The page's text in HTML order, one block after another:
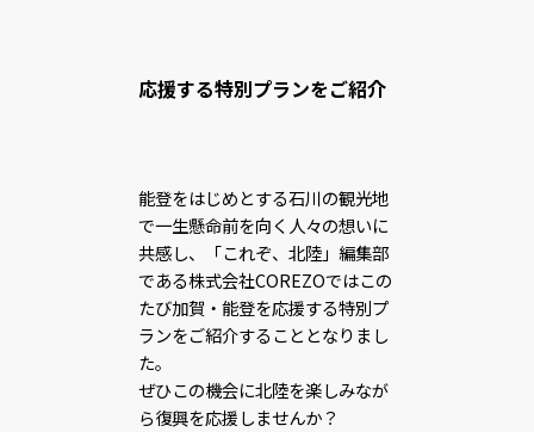
応援する特別プランをご紹介
能登をはじめとする石川の観光地
で一生懸命前を向く人々の想いに
共感し、「これぞ、北陸」編集部
である株式会社COREZOではこの
たび加賀・能登を応援する特別プ
ランをご紹介することとなりまし
た。
ぜひこの機会に北陸を楽しみなが
ら復興を応援しませんか？